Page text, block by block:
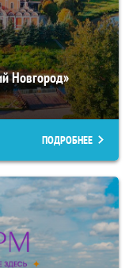
Новгород»
ПОДРОБНЕЕ